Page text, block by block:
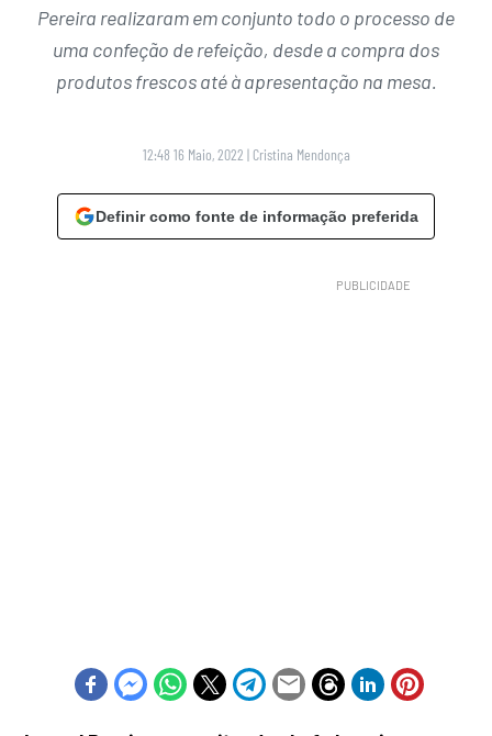
Pereira realizaram em conjunto todo o processo de
uma confeção de refeição, desde a compra dos
produtos frescos até à apresentação na mesa.
12:48 16 Maio, 2022 | Cristina Mendonça
Definir como fonte de informação preferida